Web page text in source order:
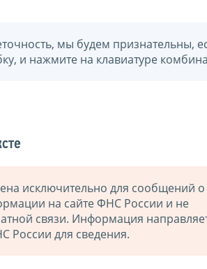
мы будем признательны,
и нажмите на клавиатуре
исключительно для сообщений о
на сайте ФНС России и не
связи. Информация
России для сведения.